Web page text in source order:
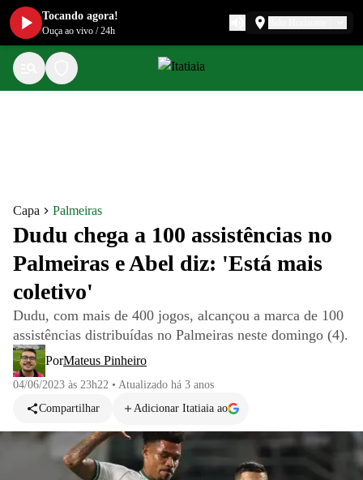
Capa Palmeiras
Dudu chega a 100 assistências no
Palmeiras e Abel diz: 'Está mais
coletivo'
Dudu, com mais de 400 jogos, alcançou a marca de 100
assistências distribuídas no Palmeiras neste domingo (4).
PorMateus Pinheiro
04/06/2023 às 23h22 • Atualizado há 3 anos
Compartilhar
Adicionar Itatiaia ao
Tocando agora!
Ouça ao vivo /24h